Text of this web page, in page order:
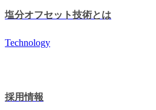
塩分オフセット技術とは
Technology
採用情報